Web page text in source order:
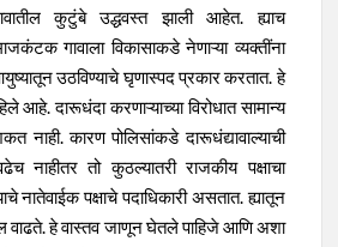
कुटुंबे उद्धवस्त झाली आहेत. ह्याच
गावाला विकासाकडे नेणाऱ्या व्यक्तींना
उठविण्याचे घृणास्पद प्रकार करतात. हे
आहे. दारूधंदा करणाऱ्याच्या विरोधात सामान्य
नाही. कारण पोलिसांकडे दारूधंद्यावाल्याची
नाहीतर तो कुठल्यातरी राजकीय पक्षाचा
नातेवाईक पक्षाचे पदाधिकारी असतात. ह्यातून
वाढते. हे वास्तव जाणून घेतले पाहिजे आणि अशा